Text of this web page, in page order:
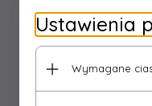
Ustawienia
Wymagane